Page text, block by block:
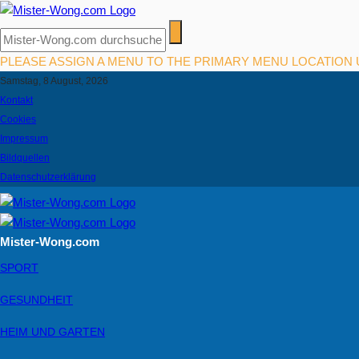
PLEASE ASSIGN A MENU TO THE PRIMARY MENU LOCATION
Samstag, 8 August, 2026
Kontakt
Cookies
Impressum
Bildquellen
Datenschutzerklärung
Mister-Wong.com
SPORT
GESUNDHEIT
HEIM UND GARTEN